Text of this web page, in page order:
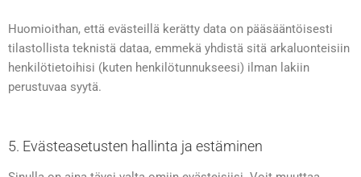
Huomioithan, että evästeillä kerätty data on pääsääntöisesti
tilastollista teknistä dataa, emmekä yhdistä sitä arkaluonteisiin
henkilötietoihisi (kuten henkilötunnukseesi) ilman lakiin
perustuvaa syytä.
5. Evästeasetusten hallinta ja estäminen